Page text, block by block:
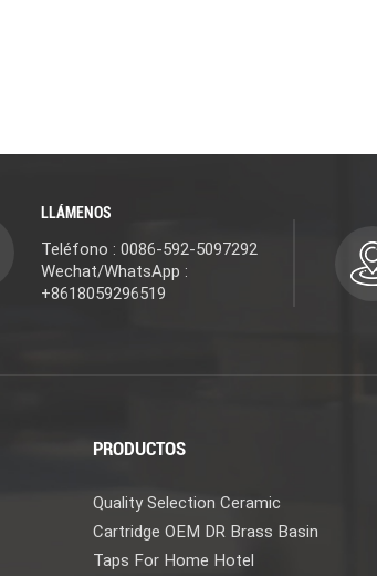
LLÁMENOS
Teléfono : 0086-592-5097292
Wechat/WhatsApp :
+8618059296519
PRODUCTOS
Quality Selection Ceramic
Cartridge OEM DR Brass Basin
Taps For Home Hotel